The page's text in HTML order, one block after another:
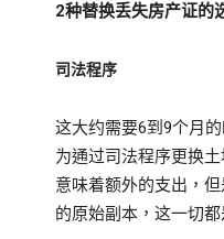
2种替换丢失房产证的
司法程序
这大约需要6到9个月
为通过司法程序更换
意味着额外的支出，
的原始副本，这一切都